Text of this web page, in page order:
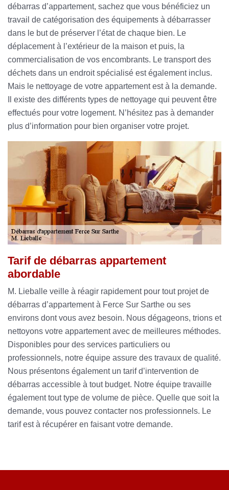
débarras d’appartement, sachez que vous bénéficiez un
travail de catégorisation des équipements à débarrasser
dans le but de préserver l’état de chaque bien. Le
déplacement à l’extérieur de la maison et puis, la
commercialisation de vos encombrants. Le transport des
déchets dans un endroit spécialisé est également inclus.
Mais le nettoyage de votre appartement est à la demande.
Il existe des différents types de nettoyage qui peuvent être
effectués pour votre logement. N’hésitez pas à demander
plus d’information pour bien organiser votre projet.
Tarif de débarras appartement
abordable
M. Lieballe veille à réagir rapidement pour tout projet de
débarras d’appartement à Ferce Sur Sarthe ou ses
environs dont vous avez besoin. Nous dégageons, trions et
nettoyons votre appartement avec de meilleures méthodes.
Disponibles pour des services particuliers ou
professionnels, notre équipe assure des travaux de qualité.
Nous présentons également un tarif d’intervention de
débarras accessible à tout budget. Notre équipe travaille
également tout type de volume de pièce. Quelle que soit la
demande, vous pouvez contacter nos professionnels. Le
tarif est à récupérer en faisant votre demande.